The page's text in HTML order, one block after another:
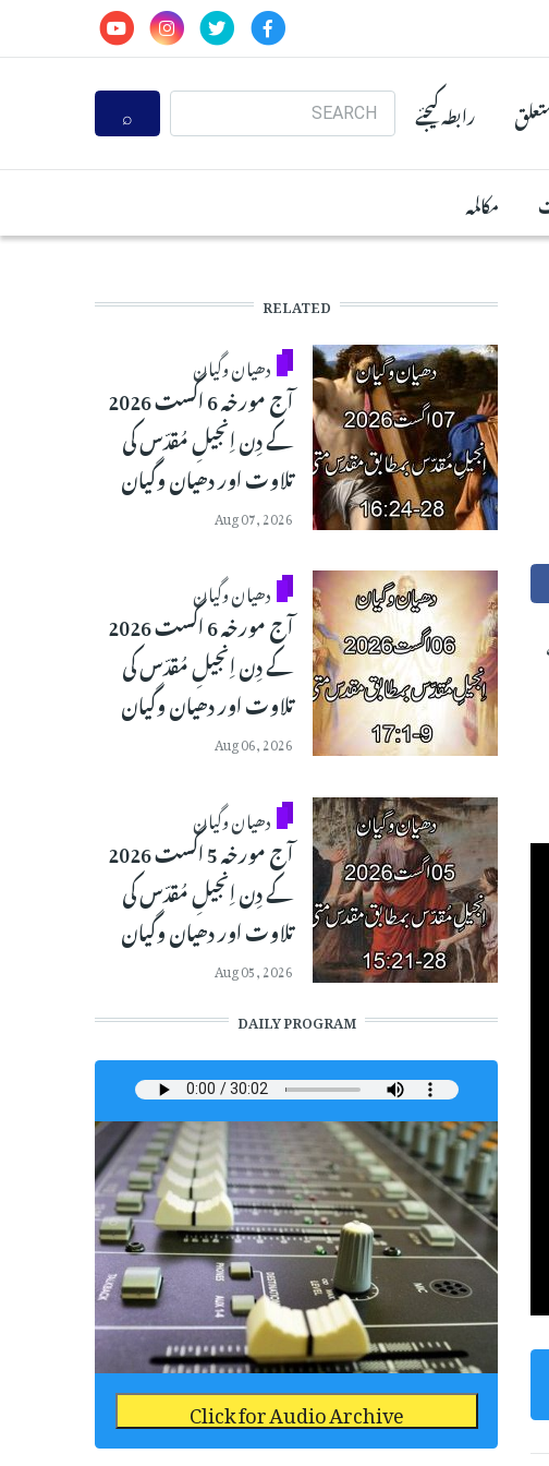
رابطہ کیجئے
Search
مکالمہ
RELATED
دھیان وگیان
آج مورخہ 6 اگست 2026
کے دِن اِنجیلِ مُقدّس کی
تلاوت اور دھیان وگیان
Aug 07, 2026
دھیان وگیان
آج مورخہ 6 اگست 2026
کے دِن اِنجیلِ مُقدّس کی
تلاوت اور دھیان وگیان
Aug 06, 2026
دھیان وگیان
آج مورخہ 5 اگست 2026
کے دِن اِنجیلِ مُقدّس کی
تلاوت اور دھیان وگیان
Aug 05, 2026
DAILY PROGRAM
Click for Audio Archive